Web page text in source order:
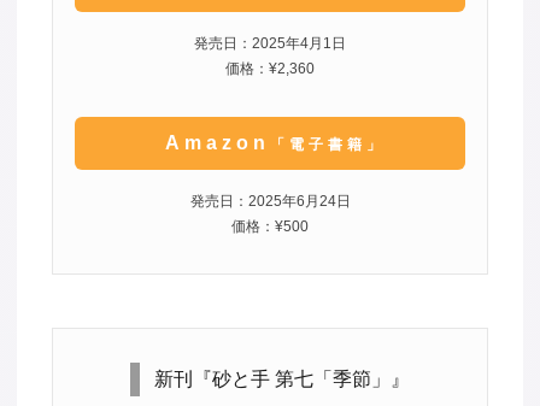
発売日：2025年4月1日
価格：¥2,360
Amazon 「電子書籍」
発売日：2025年6月24日
価格：¥500
新刊『砂と手 第七「季節」』